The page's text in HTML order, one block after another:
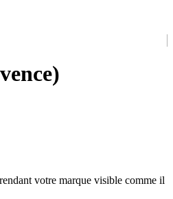
votre marque visible comme il